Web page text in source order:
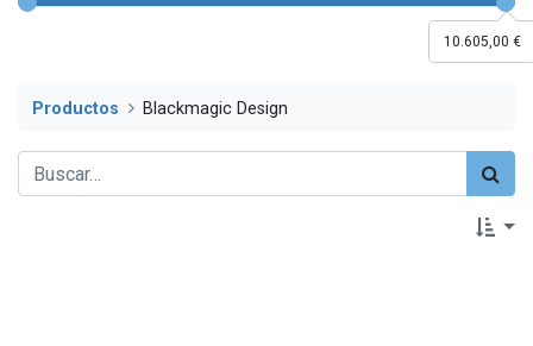
10.605,00 €
Productos Blackmagic Design